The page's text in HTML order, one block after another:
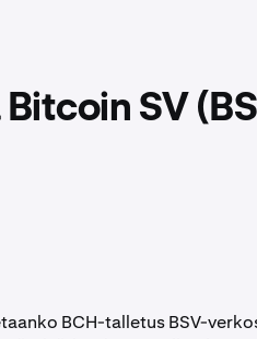
SV
BCH-talletus BSV-